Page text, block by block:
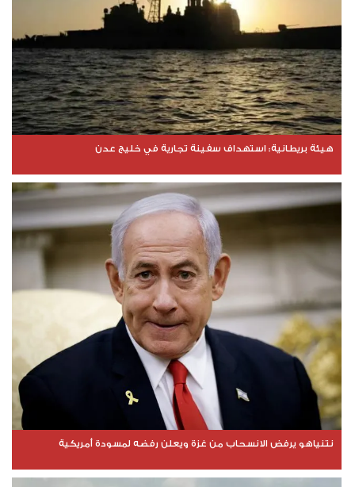
هيئة بريطانية: استهداف سفينة تجارية في خليج عدن
نتنياهو يرفض الانسحاب من غزة ويعلن رفضه لمسودة أمريكية